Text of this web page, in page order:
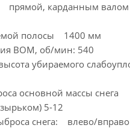
прямой, карданным
полосы 1400 мм
ВОМ, об/мин: 540
убираемого
основной массы снега
5-12
снега: влево/вправо